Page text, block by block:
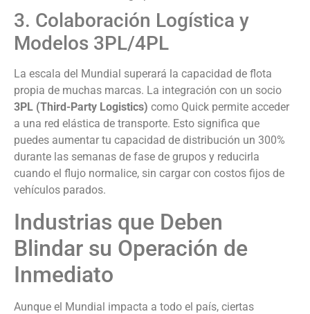
3. Colaboración Logística y
Modelos 3PL/4PL
La escala del Mundial superará la capacidad de flota
propia de muchas marcas. La integración con un socio
3PL (Third-Party Logistics) como Quick permite acceder
a una red elástica de transporte. Esto significa que
puedes aumentar tu capacidad de distribución un 300%
durante las semanas de fase de grupos y reducirla
cuando el flujo normalice, sin cargar con costos fijos de
vehículos parados.
Industrias que Deben
Blindar su Operación de
Inmediato
Aunque el Mundial impacta a todo el país, ciertas